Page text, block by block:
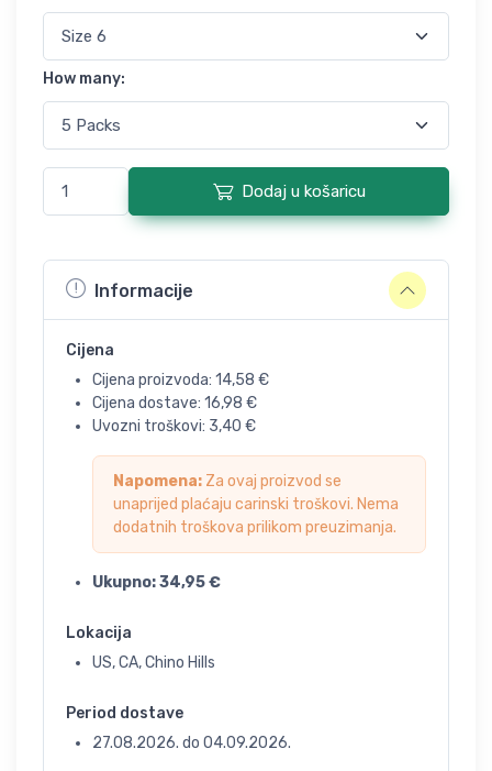
How many:
Dodaj u košaricu
Informacije
Cijena
Cijena proizvoda: 14,58 €
Cijena dostave: 16,98 €
Uvozni troškovi: 3,40 €
Napomena: Za ovaj proizvod se
unaprijed plaćaju carinski troškovi. Nema
dodatnih troškova prilikom preuzimanja.
Ukupno:34,95€
Lokacija
US, CA, Chino Hills
Period dostave
27.08.2026. do 04.09.2026.